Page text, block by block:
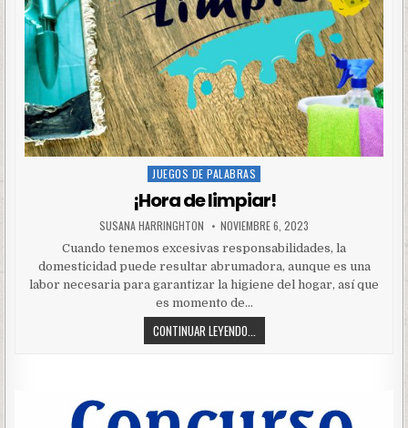
Posted
in
JUEGOS DE PALABRAS
¡Hora de limpiar!
SUSANA HARRINGHTON NOVIEMBRE 6, 2023
Cuando tenemos excesivas responsabilidades, la
domesticidad puede resultar abrumadora, aunque es una
labor necesaria para garantizar la higiene del hogar, así que
es momento de…
CONTINUAR LEYENDO...